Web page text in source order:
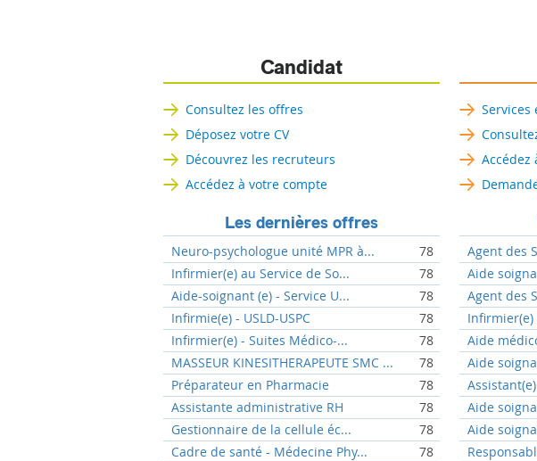
Candidat
Consultez les offres
Déposez votre CV
Découvrez les recruteurs
Accédez à votre compte
Les dernières offres
Neuro-psychologue unité MPR à...
78
Infirmier(e) au Service de So...
78
Aide-soignant (e) - Service U...
78
Infirmie(e) - USLD-USPC
78
Infirmier(e) - Suites Médico-...
78
MASSEUR KINESITHERAPEUTE SMC ...
78
Préparateur en Pharmacie
78
Assistante administrative RH
78
Gestionnaire de la cellule éc...
78
Cadre de santé - Médecine Phy...
78
Services
Accédez
Agent des
Aide
Agent des
Infirmier(e)
Aide
Aide
Aide
Aide